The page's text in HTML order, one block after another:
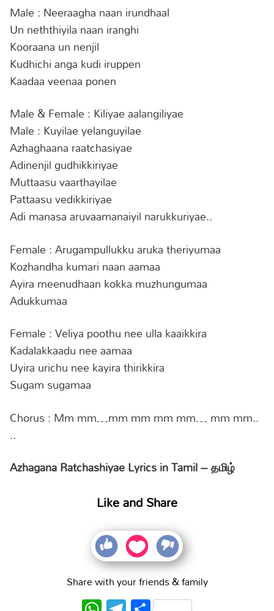
Male : Neeraagha naan irundhaal
Un neththiyila naan iranghi
Kooraana un nenjil
Kudhichi anga kudi iruppen
Kaadaa veenaa ponen
Male & Female : Kiliyae aalangiliyae
Male : Kuyilae yelanguyilae
Azhaghaana raatchasiyae
Adinenjil gudhikkiriyae
Muttaasu vaarthayilae
Pattaasu vedikkiriyae
Adi manasa aruvaamanaiyil narukkuriyae..
Female : Arugampullukku aruka theriyumaa
Kozhandha kumari naan aamaa
Ayira meenudhaan kokka muzhungumaa
Adukkumaa
Female : Veliya poothu nee ulla kaaikkira
Kadalakkaadu nee aamaa
Uyira urichu nee kayira thirikkira
Sugam sugamaa
Chorus : Mm mm…mm mm mm mm… mm mm..
..
Azhagana Ratchashiyae Lyrics in Tamil – தமிழ்
Like and Share
Share with your friends & family